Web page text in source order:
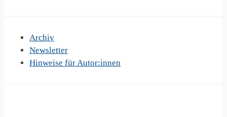
Archiv
Newsletter
Hinweise für Autor:innen